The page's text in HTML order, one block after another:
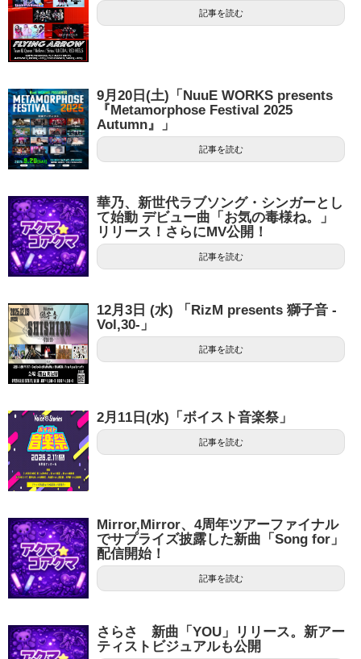
記事を読む
9月20日(土)「NuuE WORKS presents
『Metamorphose Festival 2025
Autumn』」
記事を読む
華乃、新世代ラブソング・シンガーとし
て始動 デビュー曲「お気の毒様ね。」
リリース！さらにMV公開！
記事を読む
12月3日 (水) 「RizM presents 獅子音 -
Vol,30-」
記事を読む
2月11日(水)「ボイスト音楽祭」
記事を読む
Mirror,Mirror、4周年ツアーファイナル
でサプライズ披露した新曲「Song for」
配信開始！
記事を読む
さらさ 新曲「YOU」リリース。新アー
ティストビジュアルも公開